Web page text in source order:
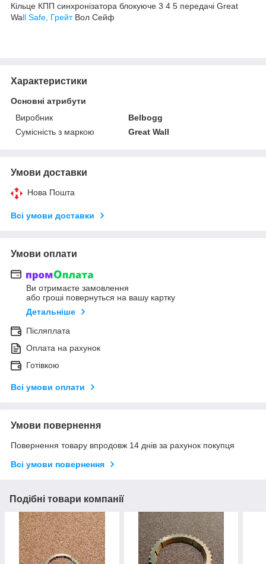
Кільце КПП синхронізатора блокуюче 3 4 5 передачі Great
Wall Safe, Грейт Вол Сейф
Характеристики
Основні атрибути
Виробник
Belbogg
Сумісність з маркою
Great Wall
Умови доставки
Нова Пошта
Всі умови доставки
Умови оплати
Ви отримаєте замовлення
або гроші повернуться на вашу картку
Детальніше
Післяплата
Оплата на рахунок
Готівкою
Всі умови оплати
Умови повернення
Повернення товару впродовж 14 днів за рахунок покупця
Всі умови повернення
Подібні товари компанії